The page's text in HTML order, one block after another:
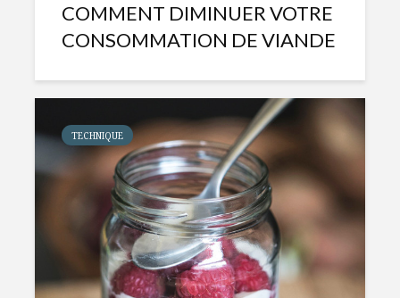
COMMENT DIMINUER VOTRE
CONSOMMATION DE VIANDE
TECHNIQUE